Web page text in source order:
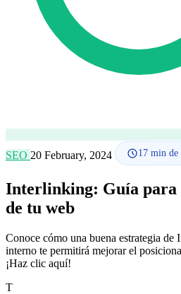
Se connecter
SEO 20 February, 2024 17 min de
Interlinking: Guía para
de tu web
Conoce cómo una buena estrategia
interno te permitirá mejorar el
¡Haz clic aquí!
T